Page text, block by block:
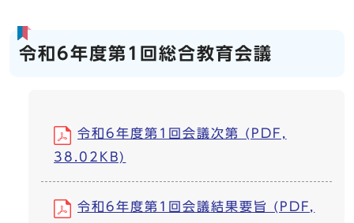
令和6年度第1回総合教育会議
令和6年度第1回会議次第 (PDF,
38.02KB)
令和6年度第1回会議結果要旨 (PDF,